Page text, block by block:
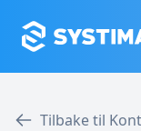
Tilbake til